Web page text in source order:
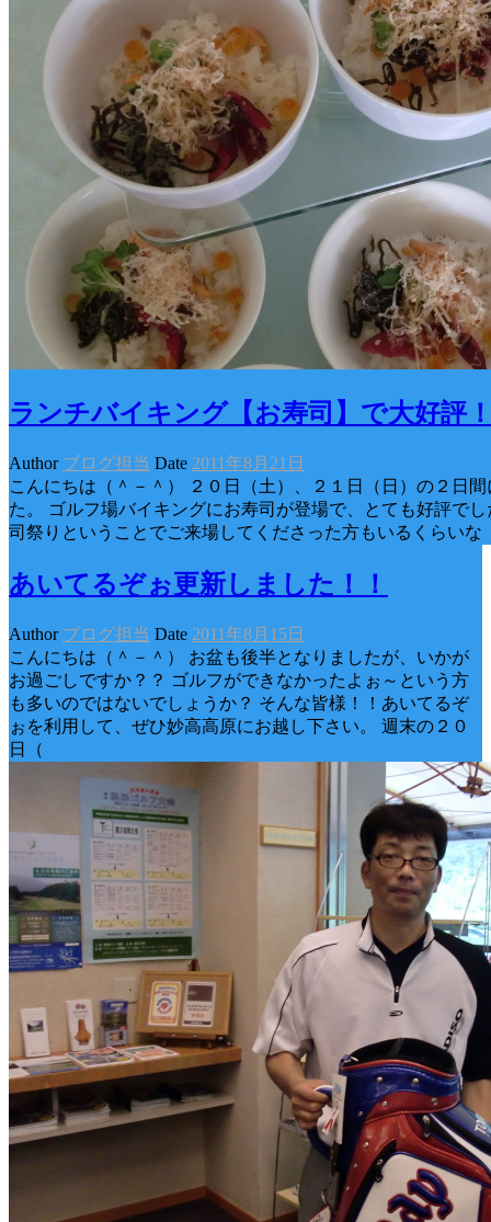
ランチバイキング【お寿司】で大好評
Author ブログ担当 Date 2011年8月21日
こんにちは（＾－＾） ２０日（土）、２１日（日）の２日
た。 ゴルフ場バイキングにお寿司が登場で、とても好評で
司祭りということでご来場してくださった方もいるくらいな
あいてるぞぉ更新しました！！
Author ブログ担当 Date 2011年8月15日
こんにちは（＾－＾） お盆も後半となりましたが、いかが
お過ごしですか？？ ゴルフができなかったよぉ～という方
も多いのではないでしょうか？ そんな皆様！！あいてるぞ
ぉを利用して、ぜひ妙高高原にお越し下さい。 週末の２０
日（